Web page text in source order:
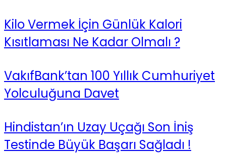
Kilo Vermek İçin Günlük Kalori
Kısıtlaması Ne Kadar Olmalı ?
VakıfBank’tan 100 Yıllık Cumhuriyet
Yolculuğuna Davet
Hindistan’ın Uzay Uçağı Son İniş
Testinde Büyük Başarı Sağladı !